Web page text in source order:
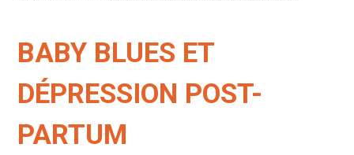
BABY BLUES ET
DÉPRESSION POST-
PARTUM